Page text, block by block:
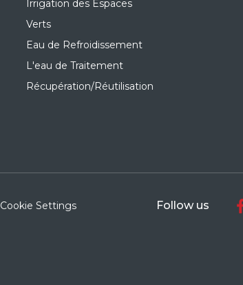
Irrigation des Espaces
Verts
Eau de Refroidissement
L'eau de Traitement
Récupération/Réutilisation
Cookie Settings Follow us